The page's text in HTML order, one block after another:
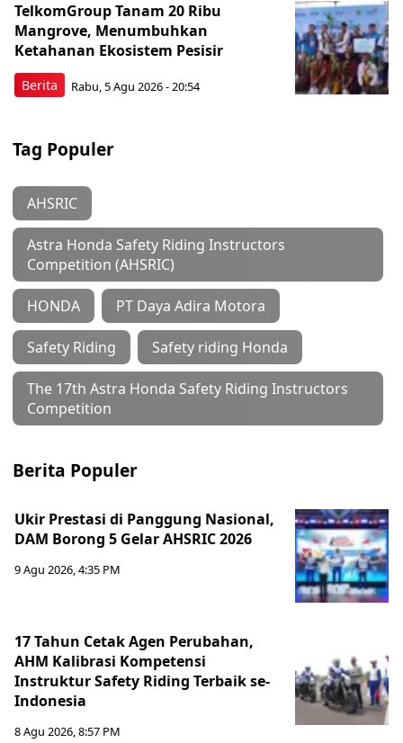
Berita
TelkomGroup Tanam 20 Ribu
Mangrove, Menumbuhkan
Ketahanan Ekosistem Pesisir
Rabu, 5 Agu 2026 - 20:54
Tag Populer
AHSRIC
Astra Honda Safety Riding Instructors
Competition (AHSRIC)
HONDA PT Daya Adira Motora
Safety Riding Safety riding Honda
The 17th Astra Honda Safety Riding Instructors
Competition
Berita Populer
Ukir Prestasi di Panggung Nasional,
DAM Borong 5 Gelar AHSRIC 2026
9 Agu 2026, 4:35 PM
17 Tahun Cetak Agen Perubahan,
AHM Kalibrasi Kompetensi
Instruktur Safety Riding Terbaik se-
Indonesia
8 Agu 2026, 8:57 PM